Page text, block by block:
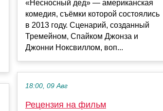
«Несносный дед» — американская
комедия, съёмки которой состоялись
в 2013 году. Сценарий, созданный
Тремейном, Спайком Джонза и
Джонни Ноксвиллом, воп...
18:00, 09 Авг
Рецензия на фильм